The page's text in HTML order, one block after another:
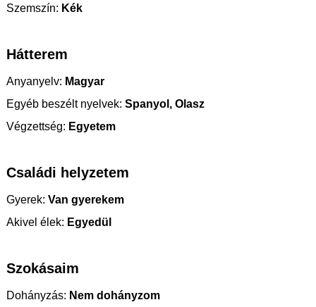
Szemszín: Kék
Hátterem
Anyanyelv: Magyar
Egyéb beszélt nyelvek: Spanyol, Olasz
Végzettség: Egyetem
Családi helyzetem
Gyerek: Van gyerekem
Akivel élek: Egyedül
Szokásaim
Dohányzás: Nem dohányzom